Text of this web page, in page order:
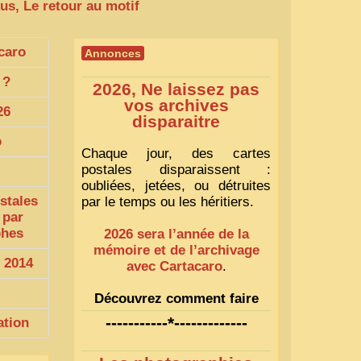
Le retour au motif
?
Annonces
2026, Ne laissez pas
vos archives
disparaitre
Chaque jour, des cartes
postales disparaissent :
oubliées, jetées, ou détruites
par le temps ou les héritiers.
2026 sera l’année de la
mémoire et de l’archivage
avec Cartacaro.
Découvrez comment faire
1
-----------*-------------